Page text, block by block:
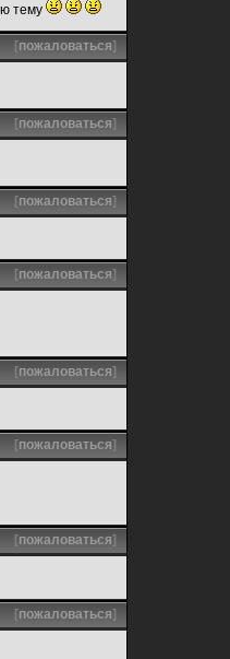
тему
[пожаловаться]
[пожаловаться]
[пожаловаться]
[пожаловаться]
[пожаловаться]
[пожаловаться]
[пожаловаться]
[пожаловаться]